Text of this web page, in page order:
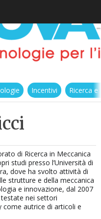
Incentivi Ricerca
di Ricerca in Meccanica
studi presso l’Università di
dove ha svolto attività di
strutture e della meccanica
e innovazione, dal 2007
nei settori
autrice di articoli e